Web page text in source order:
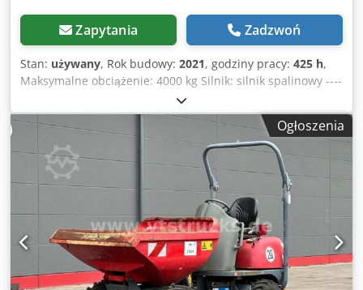
Zapytania Zadzwoń
Stan: używany, Rok budowy: 2021, godziny pracy: 425 h,
Maksymalne obciążenie: 4000 kg Silnik: silnik spalinowy ----
Wersja A 1.0 Dsdpfx Acozml N Isqokr Wyładowcza skrzynia
z obrotowym mechanizmem wywrotu Prędkość jazdy: 25
Ogłoszenia